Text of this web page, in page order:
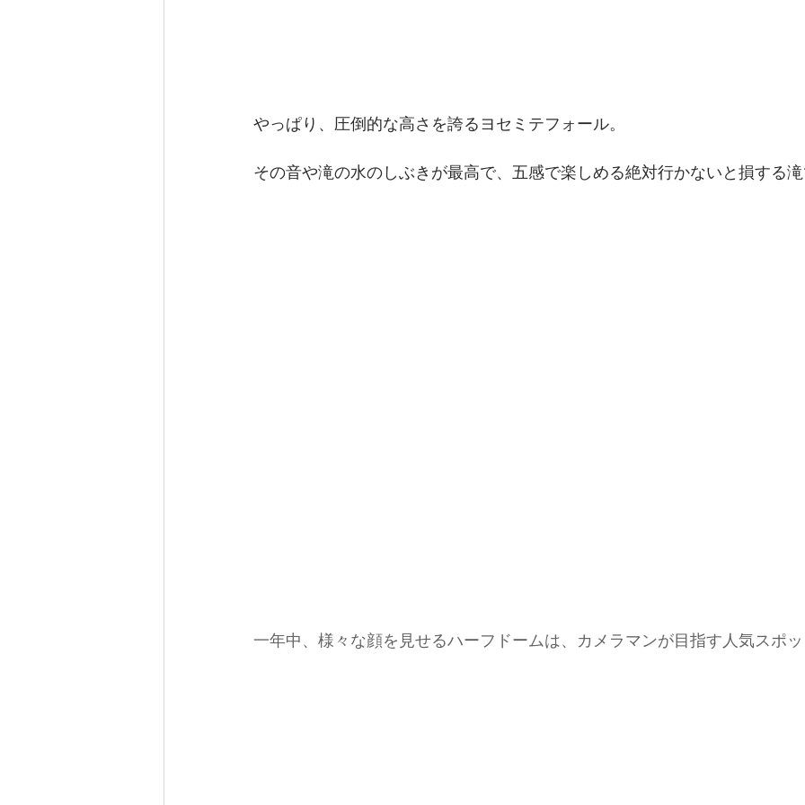
やっぱり、圧倒的な高さを誇るヨセミテフォール。
その音や滝の水のしぶきが最高で、五感で楽しめる絶対行かないと損する
一年中、様々な顔を見せるハーフドームは、カメラマンが目指す人気スポ